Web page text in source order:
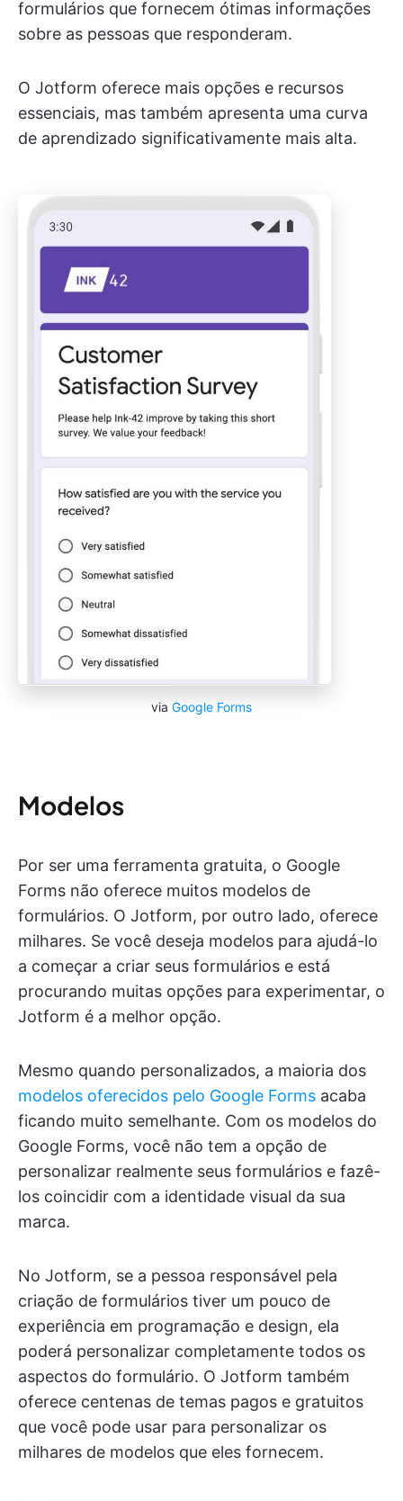
formulários que fornecem ótimas informações
sobre as pessoas que responderam.
O Jotform oferece mais opções e recursos
essenciais, mas também apresenta uma curva
de aprendizado significativamente mais alta.
via Google Forms
Modelos
Por ser uma ferramenta gratuita, o Google
Forms não oferece muitos modelos de
formulários. O Jotform, por outro lado, oferece
milhares. Se você deseja modelos para ajudá-lo
a começar a criar seus formulários e está
procurando muitas opções para experimentar, o
Jotform é a melhor opção.
Mesmo quando personalizados, a maioria dos
modelos oferecidos pelo Google Forms acaba
ficando muito semelhante. Com os modelos do
Google Forms, você não tem a opção de
personalizar realmente seus formulários e fazê-
los coincidir com a identidade visual da sua
marca.
No Jotform, se a pessoa responsável pela
criação de formulários tiver um pouco de
experiência em programação e design, ela
poderá personalizar completamente todos os
aspectos do formulário. O Jotform também
oferece centenas de temas pagos e gratuitos
que você pode usar para personalizar os
milhares de modelos que eles fornecem.